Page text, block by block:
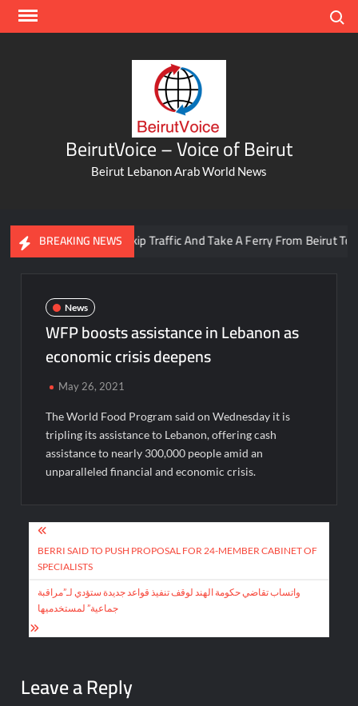
Skip
BeirutVoice – Voice of Beirut
Beirut Lebanon Arab World News
BREAKING NEWS
You Can Now Skip Traffic And Take A Ferry From Beirut To
News
WFP boosts assistance in Lebanon as
economic crisis deepens
May 26, 2021
The World Food Program said on Wednesday it is
tripling its assistance to Lebanon, offering cash
assistance to nearly 300,000 people amid an
unparalleled financial and economic crisis.
Post
navigation
BERRI SAID TO PUSH PROPOSAL FOR 24-MEMBER CABINET OF
SPECIALISTS
واتساب تقاضي حكومة الهند لوقف تنفيذ قواعد جديدة ستؤدي لـ”مراقبة
جماعية” لمستخدميها
Leave a Reply